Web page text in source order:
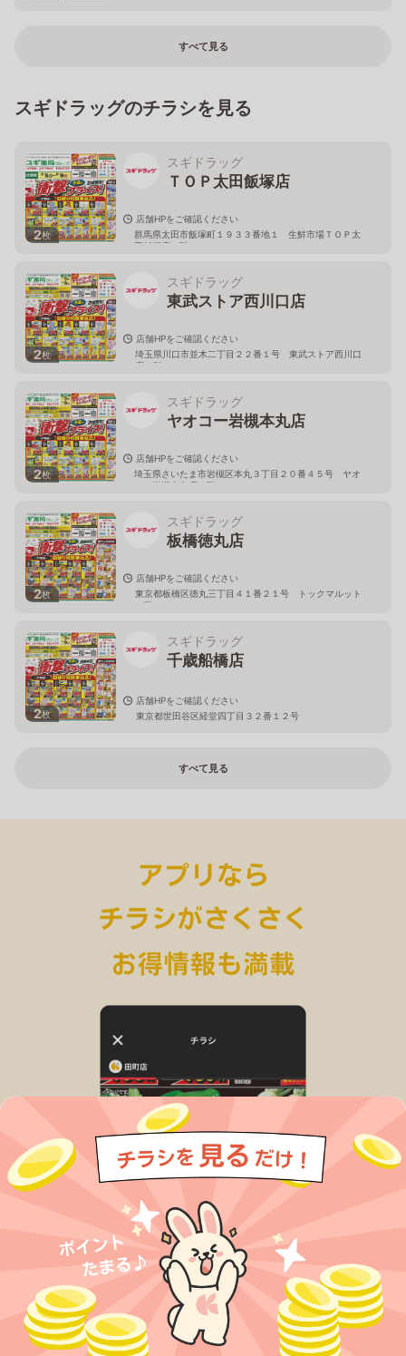
すべて見る
スギドラッグのチラシを見る
2枚
スギドラッグ
ＴＯＰ太田飯塚店
店舗HPをご確認ください
群馬県太田市飯塚町１９３３番地１ 生鮮市場ＴＯＰ太
田飯塚店１階
2枚
スギドラッグ
東武ストア西川口店
店舗HPをご確認ください
埼玉県川口市並木二丁目２２番１号 東武ストア西川口
店２階
2枚
スギドラッグ
ヤオコー岩槻本丸店
店舗HPをご確認ください
埼玉県さいたま市岩槻区本丸３丁目２０番４５号 ヤオ
コー岩槻本丸店２階
2枚
スギドラッグ
板橋徳丸店
店舗HPをご確認ください
東京都板橋区徳丸三丁目４１番２１号 トックマルット
１階
2枚
スギドラッグ
千歳船橋店
店舗HPをご確認ください
東京都世田谷区経堂四丁目３２番１２号
すべて見る